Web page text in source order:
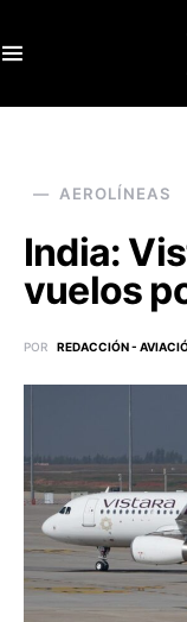
AEROLÍNEAS
India:
vuelos
POR REDACCIÓN -